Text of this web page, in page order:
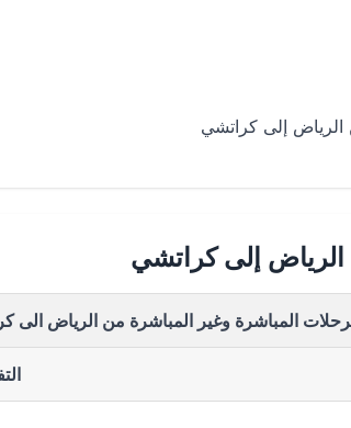
إلى كراتشي
الرياض إلى كراتشي
المباشرة وغير المباشرة من الرياض الى